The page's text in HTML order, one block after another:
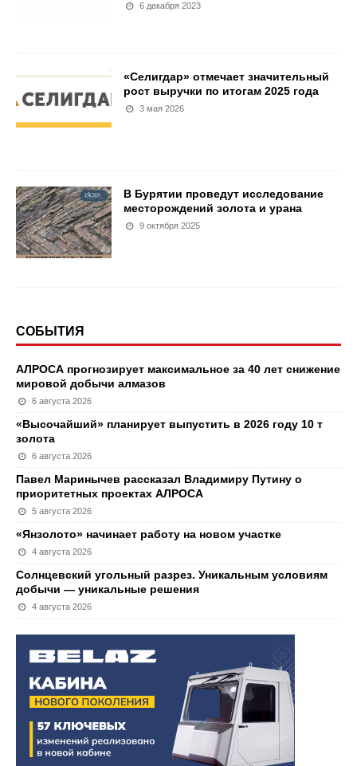
6 декабря 2023
«Селигдар» отмечает значительный
рост выручки по итогам 2025 года
3 мая 2026
В Бурятии проведут исследование
месторождений золота и урана
9 октября 2025
СОБЫТИЯ
АЛРОСА прогнозирует максимальное за 40 лет снижение
мировой добычи алмазов
6 августа 2026
«Высочайший» планирует выпустить в 2026 году 10 т
золота
6 августа 2026
Павел Маринычев рассказал Владимиру Путину о
приоритетных проектах АЛРОСА
5 августа 2026
«Янзолото» начинает работу на новом участке
4 августа 2026
Солнцевский угольный разрез. Уникальным условиям
добычи — уникальные решения
4 августа 2026